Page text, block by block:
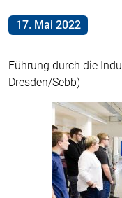
17. Mai 2022
Führung durch die
Dresden/Sebb)